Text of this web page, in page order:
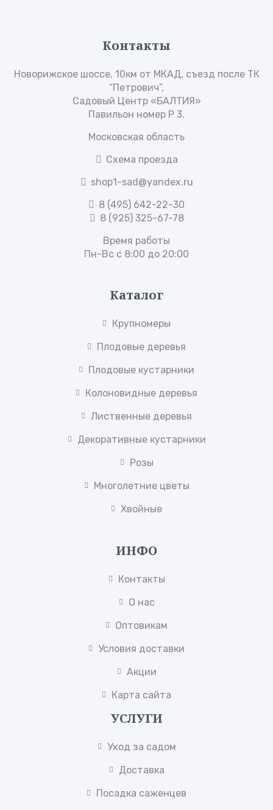
Контакты
Новорижское шоссе, 10км от МКАД, съезд после ТК
“Петрович”,
Садовый Центр «БАЛТИЯ»
Павильон номер Р 3.
Московская область
Схема проезда
shop1-sad@yandex.ru
8 (495) 642-22-30
8 (925) 325-67-78
Время работы
Пн-Вс с 8:00 до 20:00
Каталог
Крупномеры
Плодовые деревья
Плодовые кустарники
Колоновидные деревья
Лиственные деревья
Декоративные кустарники
Розы
Многолетние цветы
Хвойные
ИНФО
Контакты
О нас
Оптовикам
Условия доставки
Акции
Карта сайта
УСЛУГИ
Уход за садом
Доставка
Посадка саженцев